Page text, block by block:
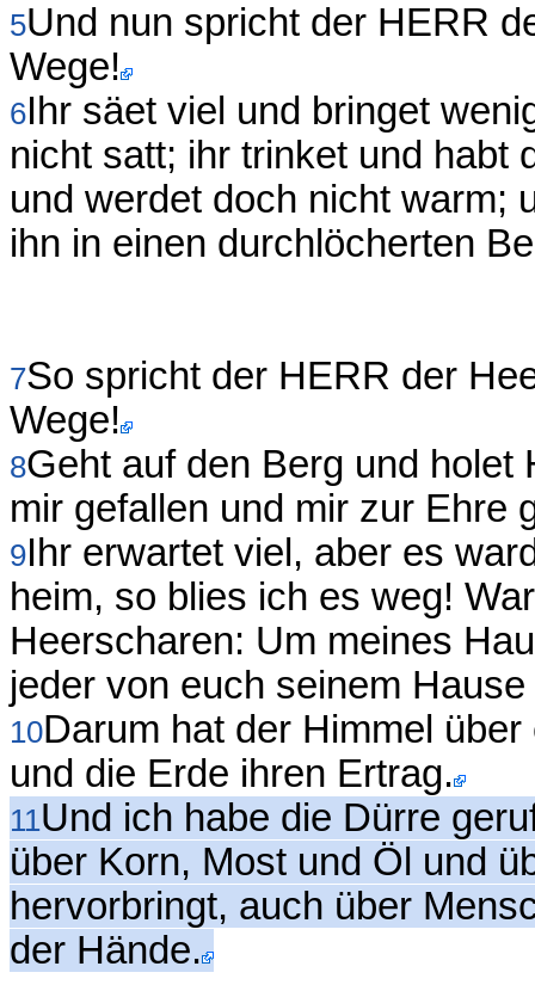
5Und nun spricht der HERR
Wege!
6Ihr säet viel und bringet
nicht satt; ihr trinket und habt
und werdet doch nicht warm;
ihn in einen durchlöcherten
7So spricht der HERR der
Wege!
8Geht auf den Berg und
mir gefallen und mir zur Ehre
9Ihr erwartet viel, aber es
heim, so blies ich es weg!
Heerscharen: Um meines
jeder von euch seinem
10Darum hat der Himmel
und die Erde ihren Ertrag.
11Und ich habe die Dürre
über Korn, Most und Öl und
hervorbringt, auch über
der Hände.